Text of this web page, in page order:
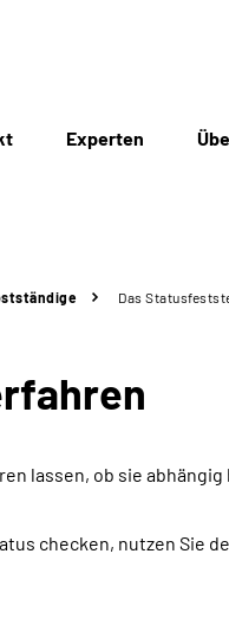
Experten
Das
lassen, ob sie
checken, nutzen Sie